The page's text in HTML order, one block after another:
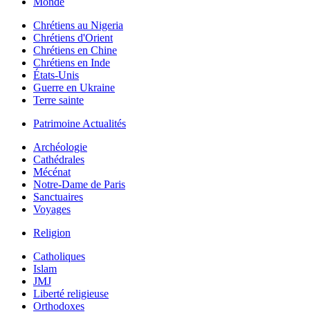
Chrétiens au Nigeria
Chrétiens d'Orient
Chrétiens en Chine
Chrétiens en Inde
États-Unis
Guerre en Ukraine
Terre sainte
Patrimoine Actualités
Archéologie
Cathédrales
Mécénat
Notre-Dame de Paris
Sanctuaires
Voyages
Religion
Catholiques
Islam
JMJ
Liberté religieuse
Orthodoxes